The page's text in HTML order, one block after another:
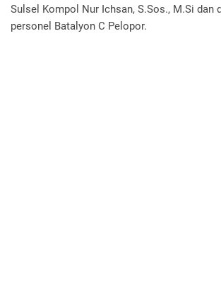
Sulsel Kompol Nur Ichsan, S.Sos., M.Si dan
personel Batalyon C Pelopor.